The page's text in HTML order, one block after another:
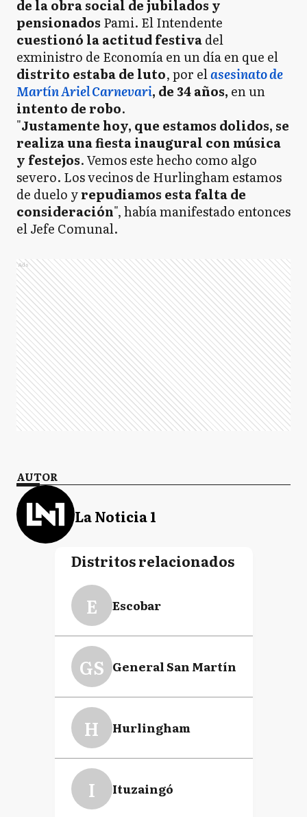
de la obra social de jubilados y
pensionados Pami. El Intendente
cuestionó la actitud festivadel
exministro de Economía en un día en que el
distrito estaba de luto, por elasesinato de
Martín Ariel Carnevari, de 34 años, en un
intento de robo.
"Justamente hoy, que estamos dolidos, se
realiza una fiesta inaugural con música
y festejos. Vemos este hecho como algo
severo. Los vecinos de Hurlingham estamos
de duelo yrepudiamos esta falta de
consideración", había manifestado entonces
el Jefe Comunal.
Ads
AUTOR
La Noticia 1
Distritos relacionados
E Escobar
GS General San Martín
H Hurlingham
I Ituzaingó